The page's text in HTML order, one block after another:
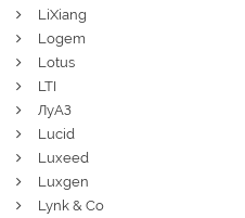
LiXiang
Logem
Lotus
LTI
ЛуАЗ
Lucid
Luxeed
Luxgen
Lynk & Co